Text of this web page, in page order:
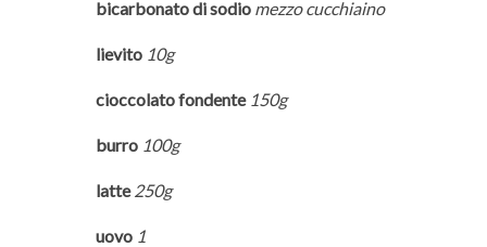
bicarbonato di sodio mezzo cucchiaino
lievito 10g
cioccolato fondente 150g
burro 100g
latte 250g
uovo 1